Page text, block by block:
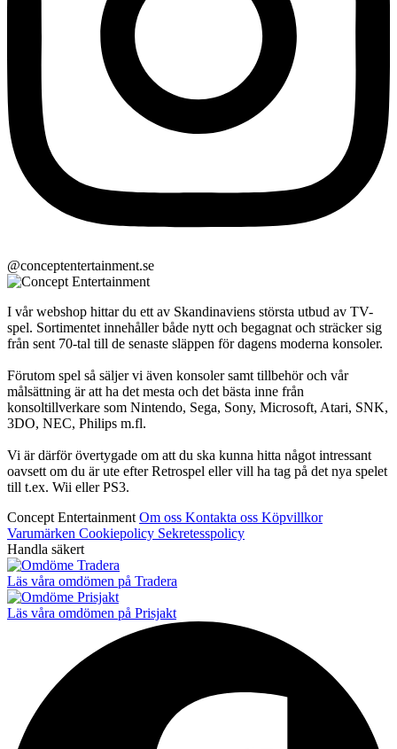
@conceptentertainment.se
I vår webshop hittar du ett av Skandinaviens största utbud av TV-
spel. Sortimentet innehåller både nytt och begagnat och sträcker sig
från sent 70-tal till de senaste släppen för dagens moderna konsoler.
Förutom spel så säljer vi även konsoler samt tillbehör och vår
målsättning är att ha det mesta och det bästa inne från
konsoltillverkare som Nintendo, Sega, Sony, Microsoft, Atari, SNK,
3DO, NEC, Philips m.fl.
Vi är därför övertygade om att du ska kunna hitta något intressant
oavsett om du är ute efter Retrospel eller vill ha tag på det nya spelet
till t.ex. Wii eller PS3.
Concept Entertainment Om oss Kontakta oss Köpvillkor
Varumärken Cookiepolicy Sekretesspolicy
Handla säkert
Läs våra omdömen på Tradera
Läs våra omdömen på Prisjakt